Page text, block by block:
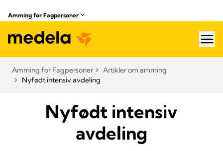
Amming for Fagpersoner
Amming for Fagpersoner
Artikler om amming
Nyfødt intensiv avdeling
Nyfødt intensiv
avdeling